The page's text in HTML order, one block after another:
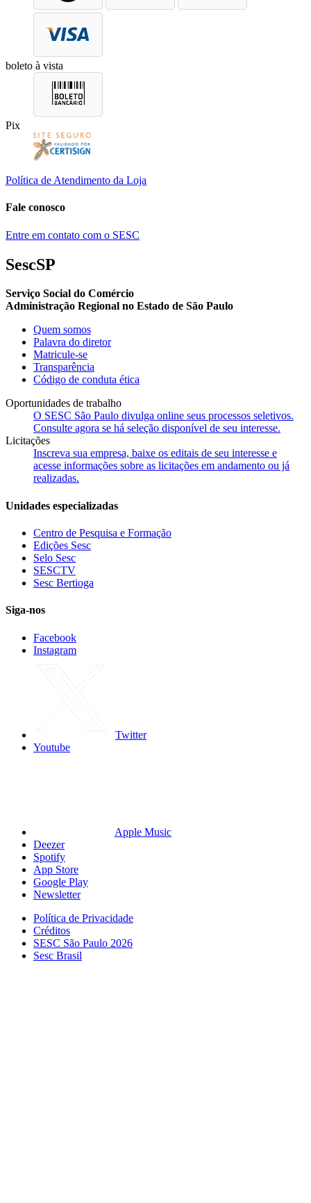
boleto à vista
Pix
Política de Atendimento da Loja
Fale conosco
Entre em contato com o SESC
SescSP
Serviço Social do Comércio
Administração Regional no Estado de São Paulo
Quem somos
Palavra do diretor
Matricule-se
Transparência
Código de conduta ética
Oportunidades de trabalho
O SESC São Paulo divulga online seus processos seletivos.
Consulte agora se há seleção disponível de seu interesse.
Licitações
Inscreva sua empresa, baixe os editais de seu interesse e
acesse informações sobre as licitações em andamento ou já
realizadas.
Unidades especializadas
Centro de Pesquisa e Formação
Edições Sesc
Selo Sesc
SESCTV
Sesc Bertioga
Siga-nos
Facebook
Instagram
Twitter
Youtube
Apple Music
Deezer
Spotify
App Store
Google Play
Newsletter
Política de Privacidade
Créditos
SESC São Paulo 2026
Sesc Brasil